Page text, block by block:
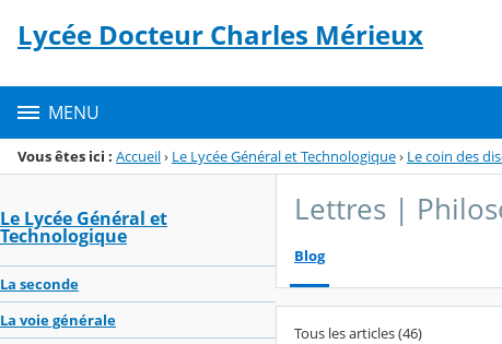
Menu de la rubrique
Contenu
Lycée Docteur Charles Mérieux
MENU
Vous êtes ici : Accueil› Le Lycée Général et Technologique› Le coin des
Le Lycée Général et
Technologique
La seconde
La voie générale
Lettres |
Blog
Tous les articles (46)